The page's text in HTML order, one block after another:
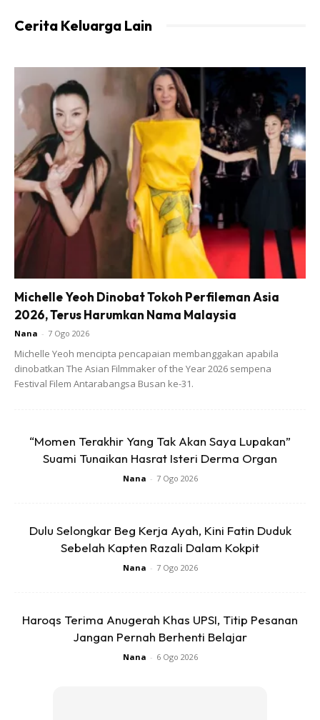
Cerita Keluarga Lain
Michelle Yeoh Dinobat Tokoh Perfileman Asia
2026, Terus Harumkan Nama Malaysia
Nana - 7 Ogo 2026
Michelle Yeoh mencipta pencapaian membanggakan apabila
dinobatkan The Asian Filmmaker of the Year 2026 sempena
Festival Filem Antarabangsa Busan ke-31.
“Momen Terakhir Yang Tak Akan Saya Lupakan”
Suami Tunaikan Hasrat Isteri Derma Organ
Nana - 7 Ogo 2026
Dulu Selongkar Beg Kerja Ayah, Kini Fatin Duduk
Sebelah Kapten Razali Dalam Kokpit
Nana - 7 Ogo 2026
Haroqs Terima Anugerah Khas UPSI, Titip Pesanan
Jangan Pernah Berhenti Belajar
Nana - 6 Ogo 2026